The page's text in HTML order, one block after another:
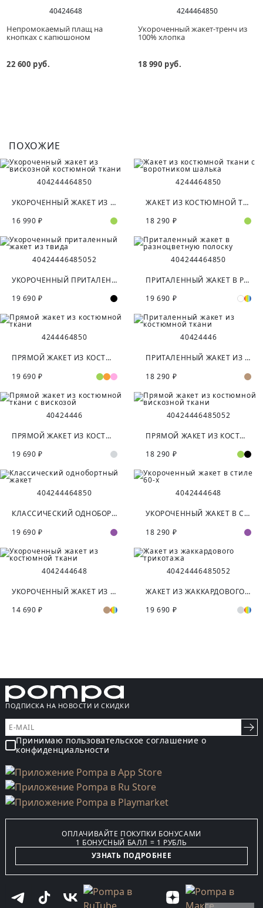
40424648
Непромокаемый плащ на
кнопках с капюшоном
22 600 руб.
4244464850
Укороченный жакет-тренч из
100% хлопка
18 990 руб.
ПОХОЖИЕ
404244464850
УКОРОЧЕННЫЙ ЖАКЕТ ИЗ ВИСКОЗНОЙ КОСТЮМНОЙ ТКАНИ
16 990 ₽
4244464850
ЖАКЕТ ИЗ КОСТЮМНОЙ ТКАНИ С ВОРОТНИКОМ ШАЛЬКА
18 290 ₽
40424446485052
УКОРОЧЕННЫЙ ПРИТАЛЕННЫЙ ЖАКЕТ ИЗ ТВИДА
19 690 ₽
404244464850
ПРИТАЛЕННЫЙ ЖАКЕТ В РАЗНОЦВЕТНУЮ ПОЛОСКУ
19 690 ₽
4244464850
ПРЯМОЙ ЖАКЕТ ИЗ КОСТЮМНОЙ ТКАНИ
19 690 ₽
40424446
ПРИТАЛЕННЫЙ ЖАКЕТ ИЗ КОСТЮМНОЙ ТКАНИ
18 290 ₽
40424446
ПРЯМОЙ ЖАКЕТ ИЗ КОСТЮМНОЙ ТКАНИ С ВИСКОЗОЙ
19 690 ₽
40424446485052
ПРЯМОЙ ЖАКЕТ ИЗ КОСТЮМНОЙ ВИСКОЗНОЙ ТКАНИ
18 290 ₽
404244464850
КЛАССИЧЕСКИЙ ОДНОБОРТНЫЙ ЖАКЕТ
19 690 ₽
4042444648
УКОРОЧЕННЫЙ ЖАКЕТ В СТИЛЕ 60-Х
18 290 ₽
4042444648
УКОРОЧЕННЫЙ ЖАКЕТ ИЗ КОСТЮМНОЙ ТКАНИ
14 690 ₽
40424446485052
ЖАКЕТ ИЗ ЖАККАРДОВОГО ТРИКОТАЖА
19 690 ₽
ПОДПИСКА НА НОВОСТИ И СКИДКИ
Принимаю пользовательское соглашение о
конфиденциальности
ОПЛАЧИВАЙТЕ ПОКУПКИ БОНУСАМИ
1 БОНУСНЫЙ БАЛЛ = 1 РУБЛЬ
УЗНАТЬ ПОДРОБНЕЕ